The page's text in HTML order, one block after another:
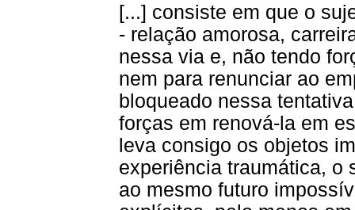
[...] consiste em que o
- relação amorosa,
nessa via e, não tendo
nem para renunciar ao
bloqueado nessa
forças em renová-la em
leva consigo os objetos
experiência traumática, o
ao mesmo futuro